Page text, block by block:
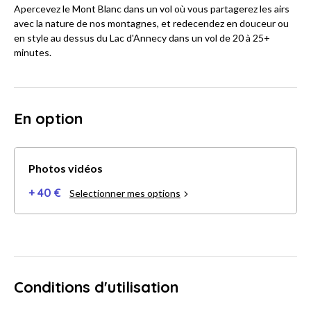
Apercevez le Mont Blanc dans un vol où vous partagerez les airs
avec la nature de nos montagnes, et redecendez en douceur ou
en style au dessus du Lac d'Annecy dans un vol de 20 à 25+
minutes.
En option
Photos vidéos
+ 40 € Selectionner mes options
Conditions d'utilisation